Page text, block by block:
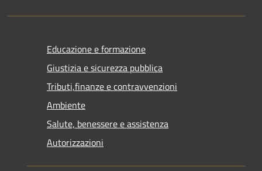
Educazione e formazione
Giustizia e sicurezza pubblica
Tributi,finanze e contravvenzioni
Ambiente
Salute, benessere e assistenza
Autorizzazioni